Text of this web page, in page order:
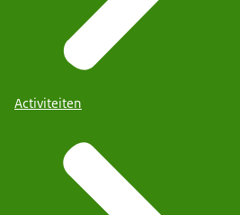
Activiteiten